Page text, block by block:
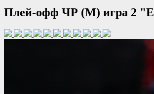
Плей-офф ЧР (М) игра 2